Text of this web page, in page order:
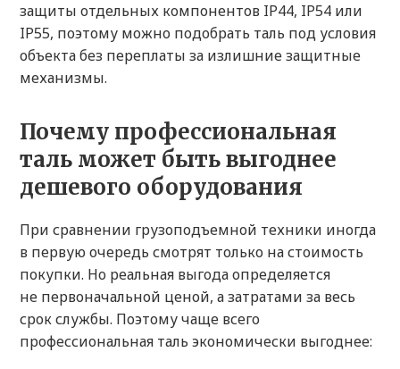
защиты отдельных компонентов IP44, IP54 или
IP55, поэтому можно подобрать таль под условия
объекта без переплаты за излишние защитные
механизмы.
Почему профессиональная
таль может быть выгоднее
дешевого оборудования
При сравнении грузоподъемной техники иногда
в первую очередь смотрят только на стоимость
покупки. Но реальная выгода определяется
не первоначальной ценой, а затратами за весь
срок службы. Поэтому чаще всего
профессиональная таль экономически выгоднее: